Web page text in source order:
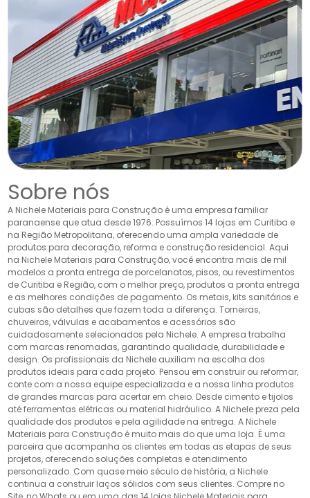
Sobre nós
A Nichele Materiais para Construção é uma empresa familiar
paranaense que atua desde 1976. Possuímos 14 lojas em Curitiba e
na Região Metropolitana, oferecendo uma ampla variedade de
produtos para decoração, reforma e construção residencial. Aqui
na Nichele Materiais para Construção, você encontra mais de mil
modelos a pronta entrega de porcelanatos, pisos, ou revestimentos
de Curitiba e Região, com o melhor preço, produtos a pronta entrega
e as melhores condições de pagamento. Os metais, kits sanitários e
cubas são detalhes que fazem toda a diferença. Torneiras,
chuveiros, válvulas e acabamentos e acessórios são
cuidadosamente selecionados pela Nichele. A empresa trabalha
com marcas renomadas, garantindo qualidade, durabilidade e
design. Os profissionais da Nichele auxiliam na escolha dos
produtos ideais para cada projeto. Pensou em construir ou reformar,
conte com a nossa equipe especializada e a nossa linha produtos
de grandes marcas para acertar em cheio. Desde cimento e tijolos
até ferramentas elétricas ou material hidráulico. A Nichele preza pela
qualidade dos produtos e pela agilidade na entrega. A Nichele
Materiais para Construção é muito mais do que uma loja. É uma
parceira que acompanha os clientes em todas as etapas de seus
projetos, oferecendo soluções completas e atendimento
personalizado. Com quase meio século de história, a Nichele
continua a construir laços sólidos com seus clientes. Compre no